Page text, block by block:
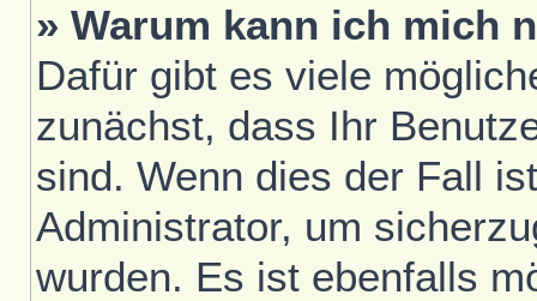
» Warum kann ich mich
Dafür gibt es viele
zunächst, dass Ihr
sind. Wenn dies der Fall
Administrator, um
wurden. Es ist ebenfalls